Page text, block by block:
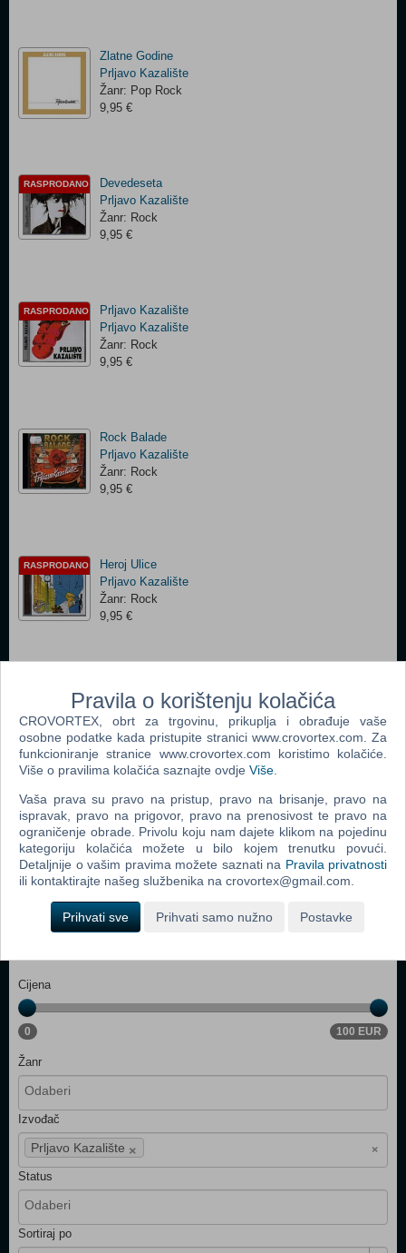
Zlatne Godine
Prljavo Kazalište
Žanr: Pop Rock
9,95 €
RASPRODANO
Devedeseta
Prljavo Kazalište
Žanr: Rock
9,95 €
RASPRODANO
Prljavo Kazalište
Prljavo Kazalište
Žanr: Rock
9,95 €
Rock Balade
Prljavo Kazalište
Žanr: Rock
9,95 €
RASPRODANO
Heroj Ulice
Prljavo Kazalište
Žanr: Rock
9,95 €
RASPRODANO
Zaustavite Zemlju
Prljavo Kazalište
Žanr: Rock
9,95 €
RASPRODANO
Crno Bijeli Svijet
Prljavo Kazalište
Žanr: Rock
9,95 €
Cijena
0 100 EUR
Žanr
Izvođač
×
×
Prljavo Kazalište
Status
Sortiraj po
Pravila o korištenju kolačića
CROVORTEX, obrt za trgovinu, prikuplja i obrađuje vaše
osobne podatke kada pristupite stranici www.crovortex.com. Za
funkcioniranje stranice www.crovortex.com koristimo kolačiće.
Više o pravilima kolačića saznajte ovdje Više
Vaša prava su pravo na pristup, pravo na brisanje, pravo na
ispravak, pravo na prigovor, pravo na prenosivost te pravo na
ograničenje obrade. Privolu koju nam dajete klikom na pojedinu
kategoriju kolačića možete u bilo kojem trenutku povući.
Detaljnije o vašim pravima možete saznati na Pravila privatnosti
ili kontaktirajte našeg službenika na crovortex@gmail.com.
Prihvati sve Prihvati samo nužno Postavke